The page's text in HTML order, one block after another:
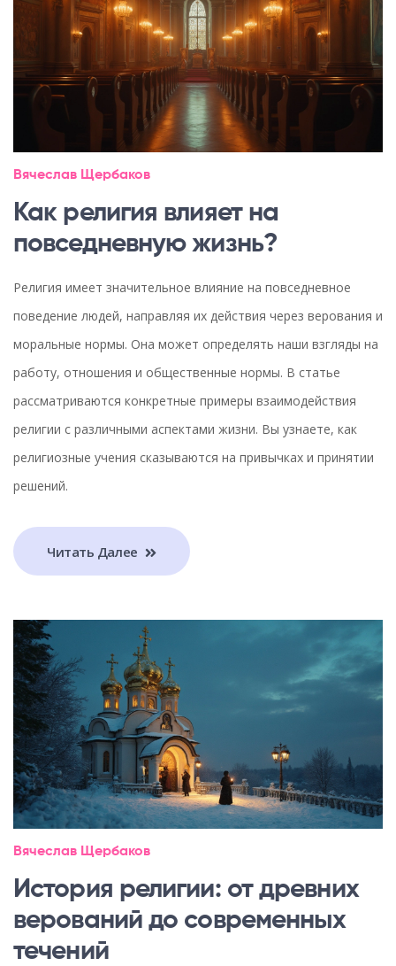
Вячеслав Щербаков
Как религия влияет на
повседневную жизнь?
Религия имеет значительное влияние на повседневное
поведение людей, направляя их действия через верования и
моральные нормы. Она может определять наши взгляды на
работу, отношения и общественные нормы. В статье
рассматриваются конкретные примеры взаимодействия
религии с различными аспектами жизни. Вы узнаете, как
религиозные учения сказываются на привычках и принятии
решений.
Читать Далее
Вячеслав Щербаков
История религии: от древних
верований до современных
течений